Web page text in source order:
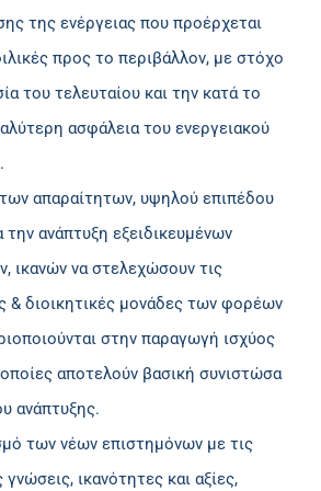
της ενέργειας που προέρχεται
προς το περιβάλλον, με στόχο
του τελευταίου και την κατά το
ασφάλεια του ενεργειακού
απαραίτητων, υψηλού επιπέδου
ανάπτυξη εξειδικευμένων
ικανών να στελεχώσουν τις
& διοικητικές μονάδες των φορέων
στην παραγωγή ισχύος
αποτελούν βασική συνιστώσα
ανάπτυξης.
των νέων επιστημόνων με τις
ικανότητες και αξίες,